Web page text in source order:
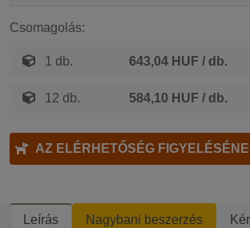
Csomagolás:
1 db. 643,04 HUF / db.
12 db. 584,10 HUF / db.
AZ ELÉRHETŐSÉG
Leírás Nagybani beszerzés